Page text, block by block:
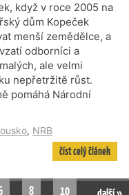
když v roce 2005 na
dům Kopeček
menší zemědělce, a
odborníci a
ale velmi
nepřetržitě růst.
pomáhá Národní
, NRB
číst celý článek
8 10